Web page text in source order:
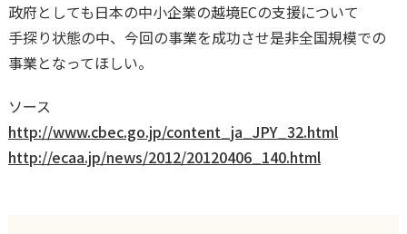
政府としても日本の中小企業の越境ECの支援について
手探り状態の中、今回の事業を成功させ是非全国規模での
事業となってほしい。
ソース
http://www.cbec.go.jp/content_ja_JPY_32.html
http://ecaa.jp/news/2012/20120406_140.html